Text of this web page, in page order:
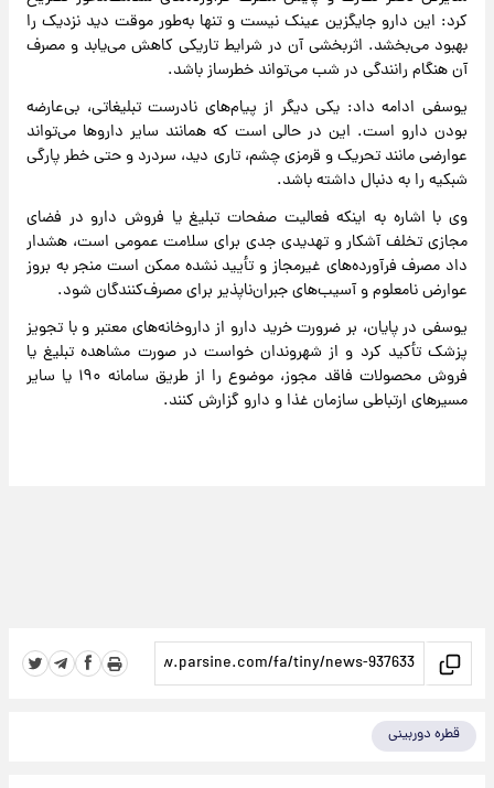
کرد: این دارو جایگزین عینک نیست و تنها به‌طور موقت دید نزدیک را
بهبود می‌بخشد. اثربخشی آن در شرایط تاریکی کاهش می‌یابد و مصرف
آن هنگام رانندگی در شب می‌تواند خطرساز باشد.
یوسفی ادامه داد: یکی دیگر از پیام‌های نادرست تبلیغاتی، بی‌عارضه
بودن دارو است. این در حالی است که همانند سایر داروها می‌تواند
عوارضی مانند تحریک و قرمزی چشم، تاری دید، سردرد و حتی خطر پارگی
شبکیه را به دنبال داشته باشد.
وی با اشاره به اینکه فعالیت صفحات تبلیغ یا فروش دارو در فضای
مجازی تخلف آشکار و تهدیدی جدی برای سلامت عمومی است، هشدار
داد مصرف فرآورده‌های غیرمجاز و تأیید نشده ممکن است منجر به بروز
عوارض نامعلوم و آسیب‌های جبران‌ناپذیر برای مصرف‌کنندگان شود.
یوسفی در پایان، بر ضرورت خرید دارو از داروخانه‌های معتبر و با تجویز
پزشک تأکید کرد و از شهروندان خواست در صورت مشاهده تبلیغ یا
فروش محصولات فاقد مجوز، موضوع را از طریق سامانه ۱۹۰ یا سایر
مسیرهای ارتباطی سازمان غذا و دارو گزارش کنند.
قطره دوربینی